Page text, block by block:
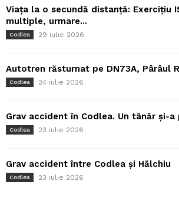
Viața la o secundă distanță: Exercițiu
multiple, urmare...
Codlea 29 iulie 2026
Autotren răsturnat pe DN73A, Pârâul
Codlea 24 iulie 2026
Grav accident în Codlea. Un tânăr și-
Codlea 23 iulie 2026
Grav accident între Codlea și Hălchiu
Codlea 23 iulie 2026